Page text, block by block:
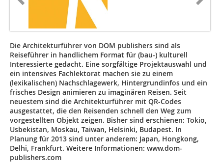
Die Architekturführer von DOM publishers sind als
Reiseführer in handlichem Format für (bau-) kulturell
Interessierte gedacht. Eine sorgfältige Projektauswahl und
ein intensives Fachlektorat machen sie zu einem
(lexikalischen) Nachschlagewerk, Hintergrundinfos und ein
frisches Design animieren zu imaginären Reisen. Seit
neuestem sind die Architekturführer mit QR-Codes
ausgestattet, die den Reisenden schnell den Weg zum
vorgestellten Objekt zeigen. Bisher sind erschienen: Tokio,
Usbekistan, Moskau, Taiwan, Helsinki, Budapest. In
Planung für 2013 sind unter anderem: Japan, Hongkong,
Delhi, Frankfurt. Weitere Informationen: www.dom-
publishers.com